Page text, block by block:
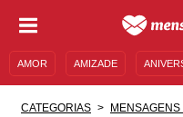
AMOR AMIZADE
CATEGORIAS